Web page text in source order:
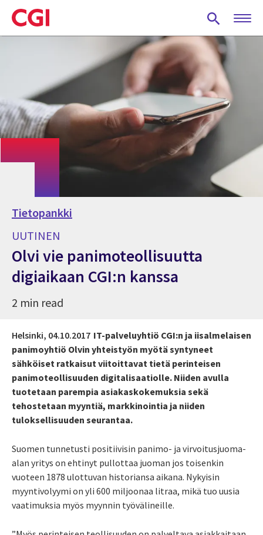
Skip
to
main
Tietopankki
UUTINEN
Olvi vie panimoteollisuutta
digiaikaan CGI:n kanssa
2 min read
Helsinki, 04.10.2017 IT-palveluyhtiö CGI:n ja iisalmelaisen
panimoyhtiö Olvin yhteistyön myötä syntyneet
sähköiset ratkaisut viitoittavat tietä perinteisen
panimoteollisuuden digitalisaatiolle. Niiden avulla
tuotetaan parempia asiakaskokemuksia sekä
tehostetaan myyntiä, markkinointia ja niiden
tuloksellisuuden seurantaa.
Suomen tunnetusti positiivisin panimo- ja virvoitusjuoma-
alan yritys on ehtinyt pullottaa juoman jos toisenkin
vuoteen 1878 ulottuvan historiansa aikana. Nykyisin
myyntivolyymi on yli 600 miljoonaa litraa, mikä tuo uusia
vaatimuksia myös myynnin työvälineille.